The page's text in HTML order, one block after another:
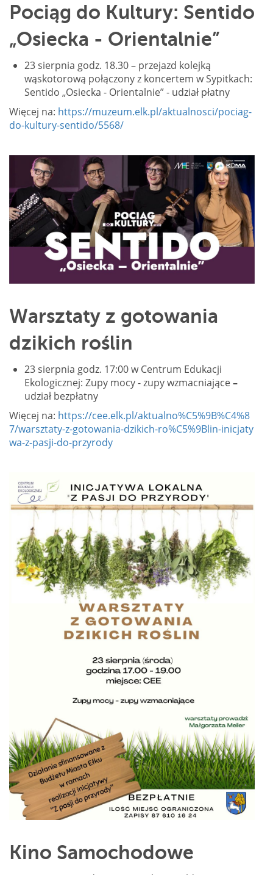
Pociąg do Kultury: Sentido
„Osiecka - Orientalnie”
23 sierpnia godz. 18.30 – przejazd kolejką
wąskotorową połączony z koncertem w Sypitkach:
Sentido „Osiecka - Orientalnie” - udział płatny
Więcej na: https://muzeum.elk.pl/aktualnosci/pociag-
do-kultury-sentido/5568/
Warsztaty z gotowania
dzikich roślin
23 sierpnia godz. 17:00 w Centrum Edukacji
Ekologicznej: Zupy mocy - zupy wzmacniające–
udział bezpłatny
Więcej na: https://cee.elk.pl/aktualno%C5%9B%C4%8
7/warsztaty-z-gotowania-dzikich-ro%C5%9Blin-inicjaty
wa-z-pasji-do-przyrody
Kino Samochodowe